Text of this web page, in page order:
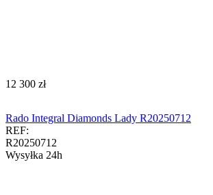
‍12 300‍ zł
Rado Integral Diamonds Lady R20250712
REF:
R20250712
Wysyłka 24h